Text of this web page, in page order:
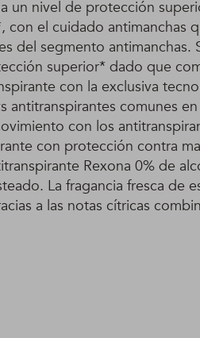
un nivel de protección
con el cuidado antimanchas
del segmento antimanchas.
superior* dado que
con la exclusiva
antitranspirantes comunes
con los
con protección contra
Rexona 0% de
La fragancia fresca de
a las notas cítricas